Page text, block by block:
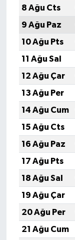
8 Ağu Cts
9 Ağu Paz
10 Ağu Pts
11 Ağu Sal
12 Ağu Çar
13 Ağu Per
14 Ağu Cum
15 Ağu Cts
16 Ağu Paz
17 Ağu Pts
18 Ağu Sal
19 Ağu Çar
20 Ağu Per
21 Ağu Cum